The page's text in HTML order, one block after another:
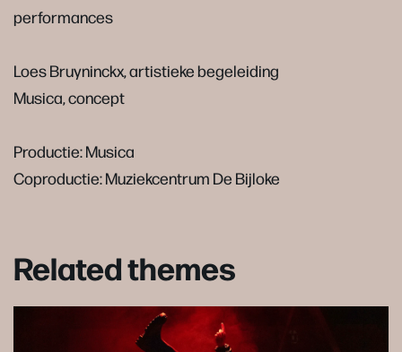
performances
Loes Bruyninckx, artistieke begeleiding
Musica, concept
Productie: Musica
Coproductie: Muziekcentrum De Bijloke
Related themes